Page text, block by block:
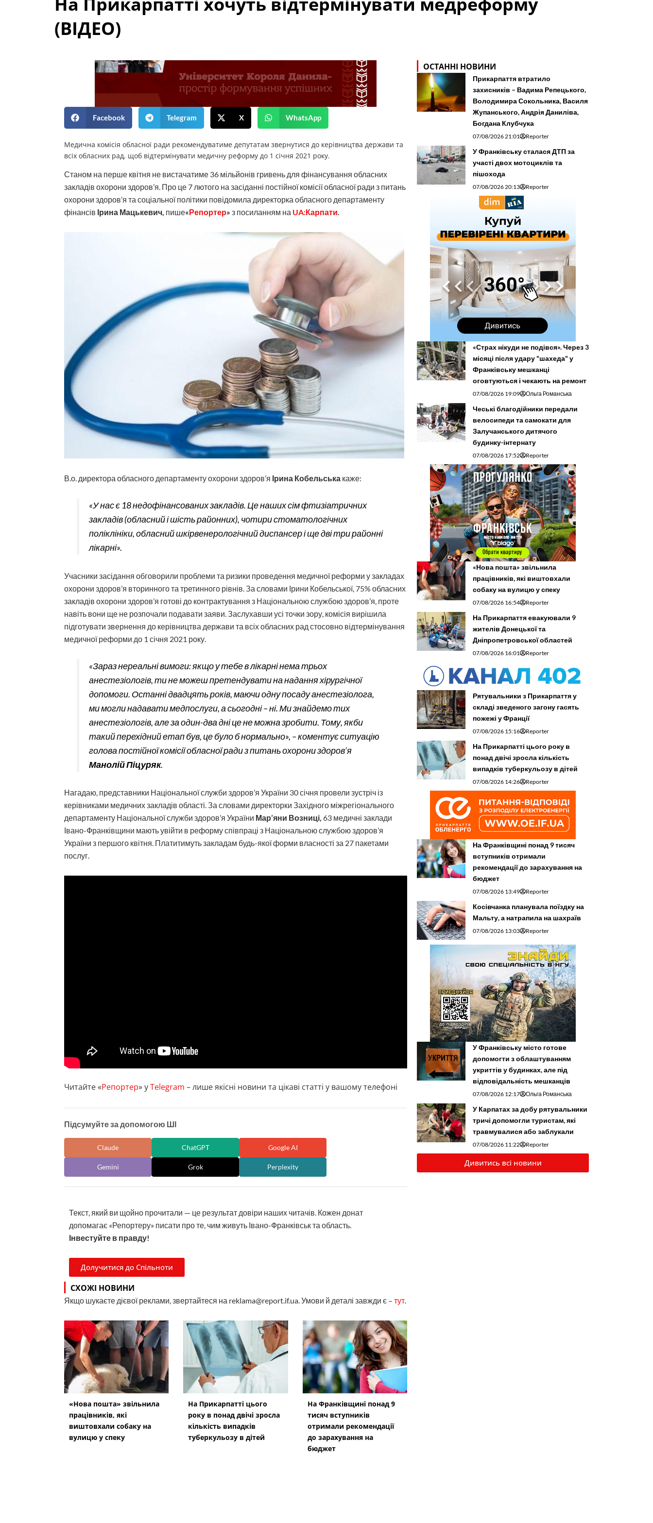
(ВІДЕО)
Facebook Telegram X WhatsApp
Медична комісія обласної ради рекомендуватиме депутатам звернутися до керівництва держави та
всіх обласних рад, щоб відтермінувати медичну реформу до 1 січня 2021 року.
Станом на перше квітня не вистачатиме 36 мільйонів гривень для фінансування обласних
закладів охорони здоров’я. Про це 7 лютого на засіданні постійної комісії обласної ради з питань
охорони здоров’я та соціальної політики повідомила директорка обласного департаменту
фінансів Ірина Мацькевич, пише«Репортер» з посиланням на UA:Карпати
В.о. директора обласного департаменту охорони здоров’я Ірина Кобельська каже:
«У нас є 18 недофінансованих закладів. Це наших сім фтизіатричних
закладів (обласний і шість районних), чотири стоматологічних
поліклініки, обласний шкірвенерологічний диспансер і ще дві три районні
лікарні».
Учасники засідання обговорили проблеми та ризики проведення медичної реформи у закладах
охорони здоров’я вторинного та третинного рівнів. За словами Ірини Кобельської, 75% обласних
закладів охорони здоров’я готові до контрактування з Національною службою здоров’я, проте
навіть вони ще не розпочали подавати заяви. Заслухавши усі точки зору, комісія вирішила
підготувати звернення до керівництва держави та всіх обласних рад стосовно відтермінування
медичної реформи до 1 січня 2021 року.
«Зараз нереальні вимоги: якщо у тебе в лікарні нема трьох
анестезіологів, ти не можеш претендувати на надання хірургічної
допомоги. Останні двадцять років, маючи одну посаду анестезіолога,
ми могли надавати медпослуги, а сьогодні – ні. Ми знайдемо тих
анестезіологів, але за один-два дні це не можна зробити. Тому, якби
такий перехідний етап був, це було б нормально», – коментує ситуацію
голова постійної комісії обласної ради з питань охорони здоров’я
Манолій Піцуряк.
Нагадаю, представники Національної служби здоров’я України 30 січня провели зустріч із
керівниками медичних закладів області. За словами директорки Західного міжрегіонального
департаменту Національної служби здоров’я України Мар’яни Возниці, 63 медичні заклади
Івано-Франківщини мають увійти в реформу співпраці з Національною службою здоров’я
України з першого квітня. Платитимуть закладам будь-якої форми власності за 27 пакетами
послуг.
Читайте «Репортер» уTelegram – лише якісні новини та цікаві статті у вашому телефоні
Підсумуйте за допомогою ШІ
Claude ChatGPT Google AI
Gemini Grok Perplexity
Текст, який ви щойно прочитали — це результат довіри наших читачів. Кожен донат
допомагає «Репортеру» писати про те, чим живуть Івано-Франківськ та область.
Інвестуйте в правду!
Долучитися до Спільноти
СХОЖІ НОВИНИ
Якщо шукаєте дієвої реклами, звертайтеся на reklama@report.if.ua. Умови й деталі завжди є – тут
«Нова пошта» звільнила
працівників, які
виштовхали собаку на
вулицю у спеку
На Прикарпатті цього
року в понад двічі зросла
кількість випадків
туберкульозу в дітей
На Франківщині понад 9
тисяч вступників
отримали рекомендації
до зарахування на
бюджет
ОСТАННІ НОВИНИ
Прикарпаття втратило
захисників – Вадима Репецького,
Володимира Сокольника, Василя
Жупанського, Андрія Даниліва,
Богдана Клубчука
07/08/2026 21:01 Reporter
У Франківську сталася ДТП за
участі двох мотоциклів та
пішохода
07/08/2026 20:13 Reporter
«Страх нікуди не подівся». Через 3
місяці після удару "шахеда" у
Франківську мешканці
оговтуються і чекають на ремонт
07/08/2026 19:09 Ольга Романська
Чеські благодійники передали
велосипеди та самокати для
Залучанського дитячого
будинку-інтернату
07/08/2026 17:52 Reporter
«Нова пошта» звільнила
працівників, які виштовхали
собаку на вулицю у спеку
07/08/2026 16:54 Reporter
На Прикарпаття евакуювали 9
жителів Донецької та
Дніпропетровської областей
07/08/2026 16:01 Reporter
Рятувальники з Прикарпаття у
складі зведеного загону гасять
пожежі у Франції
07/08/2026 15:16 Reporter
На Прикарпатті цього року в
понад двічі зросла кількість
випадків туберкульозу в дітей
07/08/2026 14:26 Reporter
На Франківщині понад 9 тисяч
вступників отримали
рекомендації до зарахування на
бюджет
07/08/2026 13:49 Reporter
Косівчанка планувала поїздку на
Мальту, а натрапила на шахраїв
07/08/2026 13:03 Reporter
У Франківську місто готове
допомогти з облаштуванням
укриттів у будинках, але під
відповідальність мешканців
07/08/2026 12:17 Ольга Романська
У Карпатах за добу рятувальники
тричі допомогли туристам, які
травмувалися або заблукали
07/08/2026 11:22 Reporter
Дивитись всі новини